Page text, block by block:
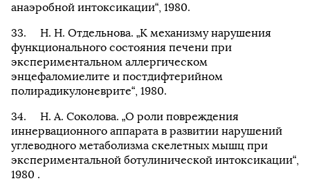
анаэробной интоксикации“, 1980.
Н. Н. Отдельнова. „К механизму нарушения
функционального состояния печени при
экспериментальном аллергическом
энцефаломиелите и постдифтерийном
полирадикулоневрите“, 1980.
Н. А. Соколова. „О роли повреждения
иннервационного аппарата в развитии нарушений
углеводного метаболизма скелетных мышц при
экспериментальной ботулинической интоксикации“,
1980 .